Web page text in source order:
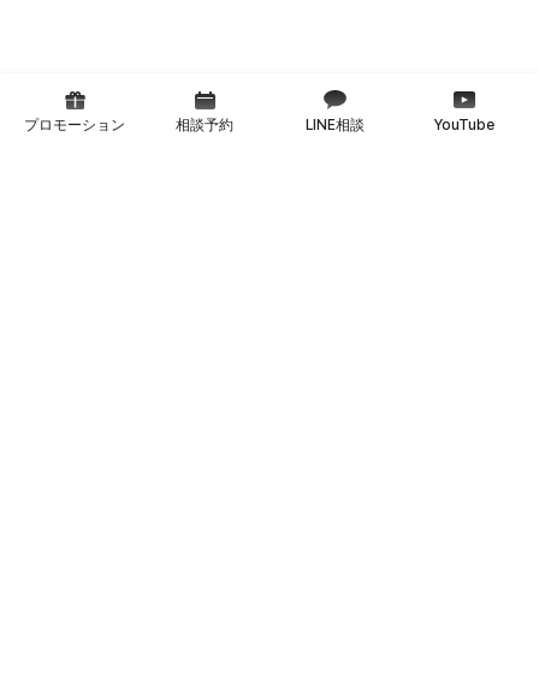
プロモーション 相談予約 LINE相談 YouTube